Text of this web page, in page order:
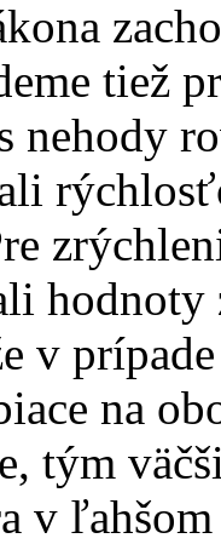
tiež
nehody
v
na
tým
v